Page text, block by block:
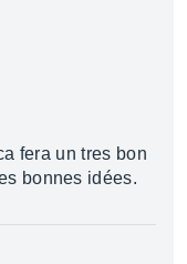
fera un tres bon
bonnes idées.